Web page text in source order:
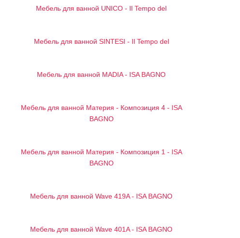
Мебель для ванной UNICO - Il Tempo del
Мебель для ванной SINTESI - Il Tempo del
Мебель для ванной MADIA - ISA BAGNO
Мебель для ванной Материя - Композиция 4 - ISA
BAGNO
Мебель для ванной Материя - Композиция 1 - ISA
BAGNO
Мебель для ванной Wave 419A - ISA BAGNO
Мебель для ванной Wave 401A - ISA BAGNO